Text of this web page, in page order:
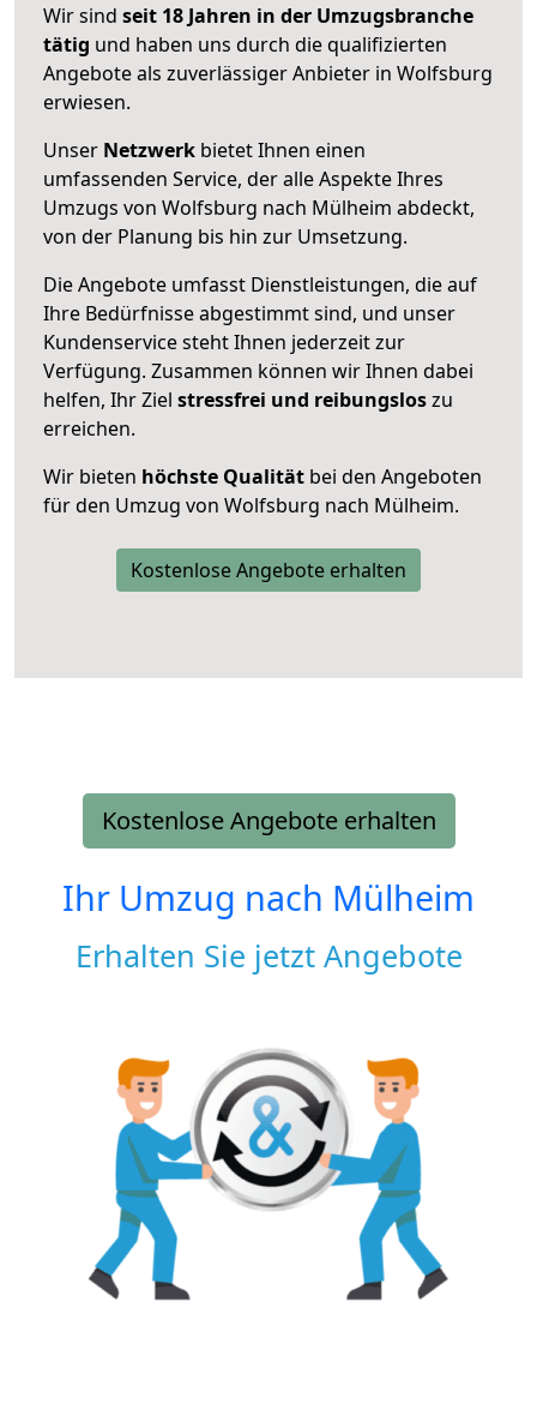
Wir sind seit 18 Jahren in der Umzugsbranche
tätig und haben uns durch die qualifizierten
Angebote als zuverlässiger Anbieter in Wolfsburg
erwiesen.
Unser Netzwerk bietet Ihnen einen
umfassenden Service, der alle Aspekte Ihres
Umzugs von Wolfsburg nach Mülheim abdeckt,
von der Planung bis hin zur Umsetzung.
Die Angebote umfasst Dienstleistungen, die auf
Ihre Bedürfnisse abgestimmt sind, und unser
Kundenservice steht Ihnen jederzeit zur
Verfügung. Zusammen können wir Ihnen dabei
helfen, Ihr Ziel stressfrei und reibungsloszu
erreichen.
Wir bieten höchste Qualität bei den Angeboten
für den Umzug von Wolfsburg nach Mülheim.
Kostenlose Angebote erhalten
Kostenlose Angebote erhalten
Ihr Umzug nach Mülheim
Erhalten Sie jetzt Angebote